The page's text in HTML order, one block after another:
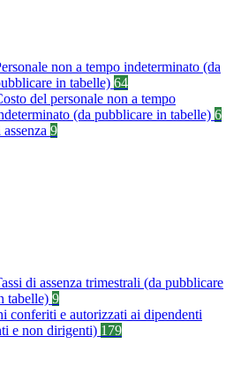
non a tempo indeterminato (da
in tabelle) 64
del personale non a tempo
(da pubblicare in tabelle) 6
9
di assenza trimestrali (da pubblicare
tabelle) 9
conferiti e autorizzati ai dipendenti
e non dirigenti) 179